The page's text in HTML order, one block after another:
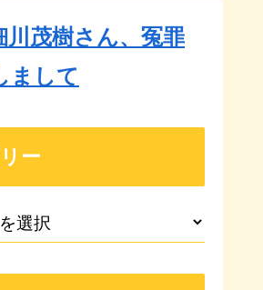
川茂樹さん、冤罪
まして
ー